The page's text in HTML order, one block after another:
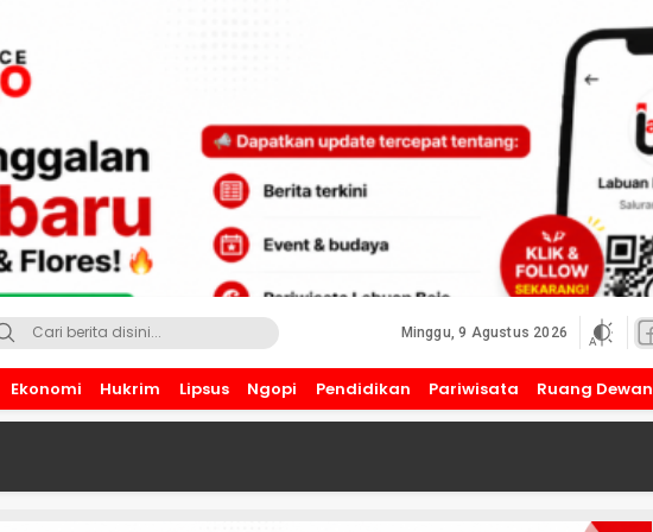
Minggu, 9 Agustus 2026
Ekonomi Hukrim Lipsus Ngopi Pendidikan Pariwisata Ruang Dewan